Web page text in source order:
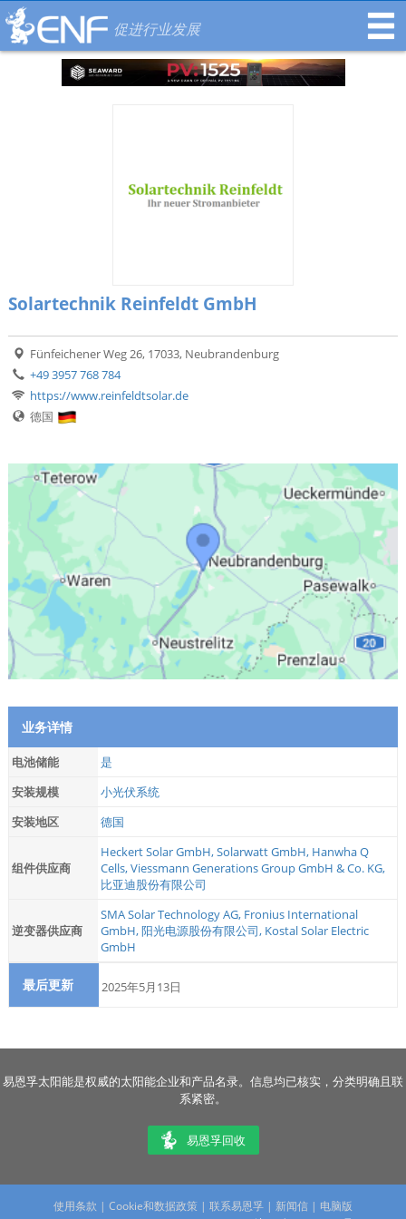
促进行业发展
Solartechnik Reinfeldt GmbH
Fünfeichener Weg 26, 17033, Neubrandenburg
+49 3957 768 784
https://www.reinfeldtsolar.de
德国
业务详情
电池储能
是
安装规模
小光伏系统
安装地区
德国
组件供应商
Heckert Solar GmbH,Solarwatt GmbH, Hanwha Q
Cells,Viessmann Generations Group GmbH & Co. KG,
比亚迪股份有限公司
逆变器供应商
SMA Solar Technology AG, Fronius International
GmbH,阳光电源股份有限公司, Kostal Solar Electric
GmbH
最后更新 2025年5月13日
易恩孚太阳能是权威的太阳能企业和产品名录。信息均已核实，分类明确且联
系紧密。
易恩孚回收
使用条款 | Cookie和数据政策 | 联系易恩孚 | 新闻信 | 电脑版